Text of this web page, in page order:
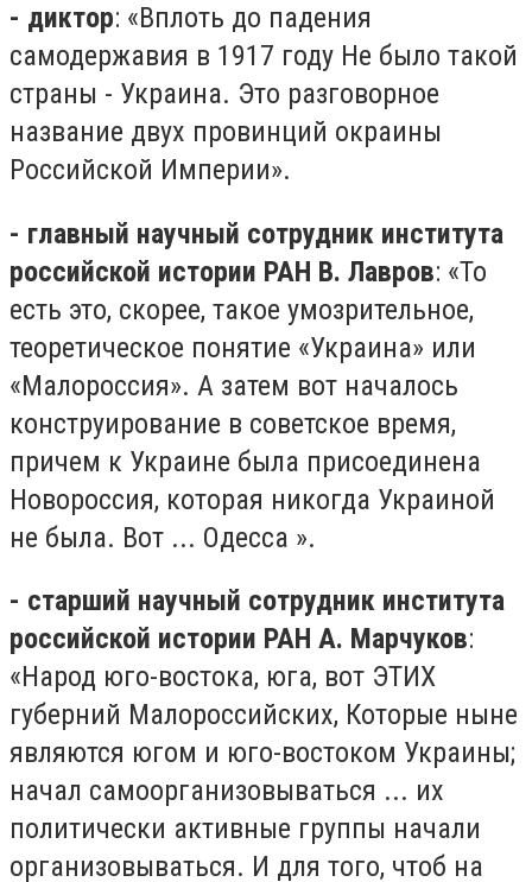
- диктор: «Вплоть до падения
самодержавия в 1917 году Не было такой
страны - Украина. Это разговорное
название двух провинций окраины
Российской Империи».
- главный научный сотрудник института
российской истории РАН В. Лавров: «То
есть это, скорее, такое умозрительное,
теоретическое понятие «Украина» или
«Малороссия». А затем вот началось
конструирование в советское время,
причем к Украине была присоединена
Новороссия, которая никогда Украиной
не была. Вот ... Одесса ».
- старший научный сотрудник института
российской истории РАН А. Марчуков:
«Народ юго-востока, юга, вот ЭТИХ
губерний Малороссийских, Которые ныне
являются югом и юго-востоком Украины;
начал самоорганизовываться ... их
политически активные группы начали
организовываться. И для того, чтоб на